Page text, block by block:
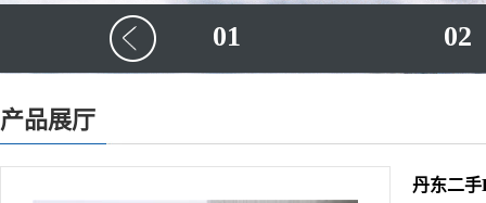
01 02
产品展厅
丹东二